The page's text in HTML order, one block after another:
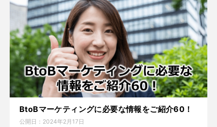
BtoBマーケティングに必要な情報をご紹介60！
公開日： 2024年2月17日